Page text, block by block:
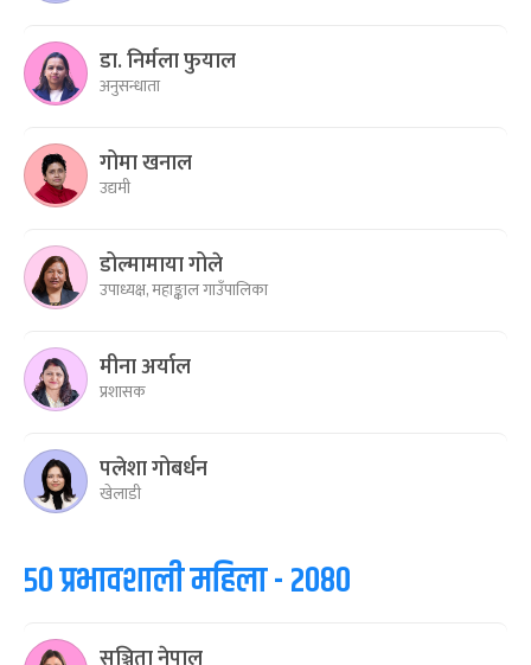
डा. निर्मला फुयाल
अनुसन्धाता
गोमा खनाल
उद्यमी
डोल्मामाया गोले
उपाध्यक्ष, महाङ्काल गाउँपालिका
मीना अर्याल
प्रशासक
पलेशा गोबर्धन
खेलाडी
५० प्रभावशाली महिला - २०८०